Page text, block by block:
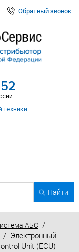
Обратный звонок
техники
Найти
АБС /
/ Электронный
Unit (ECU)